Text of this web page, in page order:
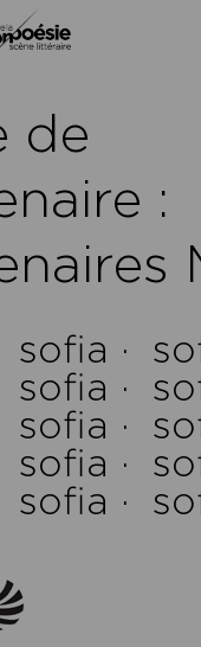
des
de
:
sofia ·
sofia ·
sofia ·
sofia ·
sofia ·